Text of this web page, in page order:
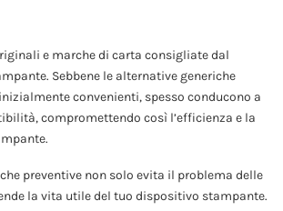
e marche di carta consigliate dal
Sebbene le alternative generiche
convenienti, spesso conducono a
compromettendo così l’efficienza e la
preventive non solo evita il problema delle
la vita utile del tuo dispositivo stampante.